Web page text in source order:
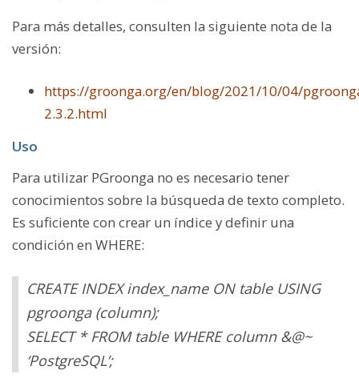
Para más detalles, consulten la siguiente nota de la
versión:
https://groonga.org/en/blog/2021/10/04/
2.3.2.html
Uso
Para utilizar PGroonga no es necesario tener
conocimientos sobre la búsqueda de texto completo.
Es suficiente con crear un índice y definir una
condición en WHERE:
CREATE INDEX index_name ON table USING
pgroonga (column);
SELECT * FROM table WHERE column &@~
‘PostgreSQL’;